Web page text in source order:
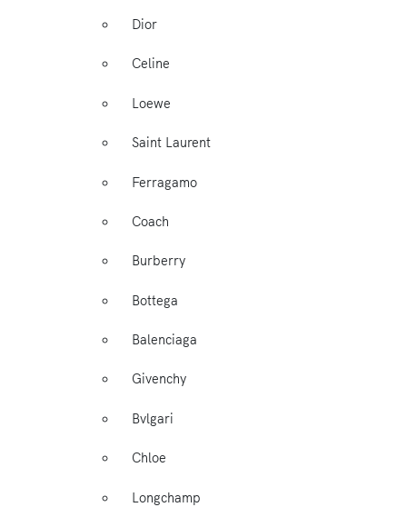
Dior
Celine
Loewe
Saint Laurent
Ferragamo
Coach
Burberry
Bottega
Balenciaga
Givenchy
Bvlgari
Chloe
Longchamp